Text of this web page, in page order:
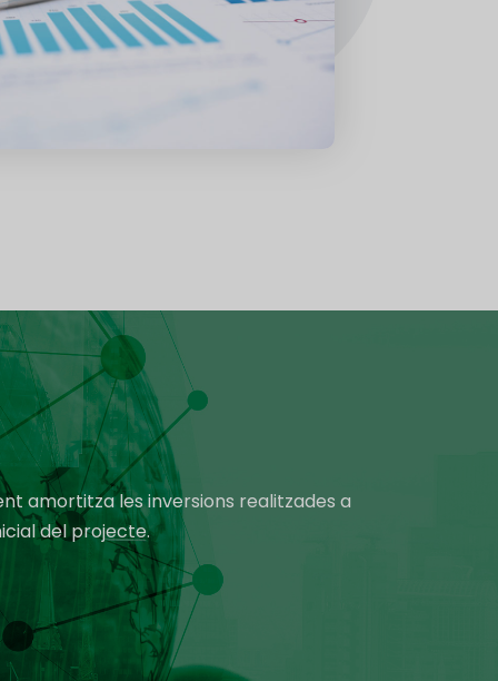
amortitza les inversions realitzades a
del projecte.